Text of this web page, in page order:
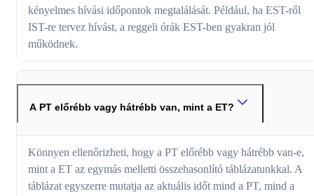
kényelmes hívási időpontok megtalálását. Például, ha EST-ről
IST-re tervez hívást, a reggeli órák EST-ben gyakran jól
működnek.
A PT előrébb vagy hátrébb van, mint a ET?
Könnyen ellenőrizheti, hogy a PT előrébb vagy hátrébb van-e,
mint a ET az egymás melletti összehasonlító táblázatunkkal. A
táblázat egyszerre mutatja az aktuális időt mind a PT, mind a